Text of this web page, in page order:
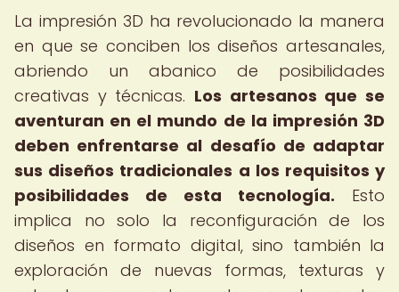
La impresión 3D ha revolucionado la manera
en que se conciben los diseños artesanales,
abriendo un abanico de posibilidades
creativas y técnicas. Los artesanos que se
aventuran en el mundo de la impresión 3D
deben enfrentarse al desafío de adaptar
sus diseños tradicionales a los requisitos y
posibilidades de esta tecnología. Esto
implica no solo la reconfiguración de los
diseños en formato digital, sino también la
exploración de nuevas formas, texturas y